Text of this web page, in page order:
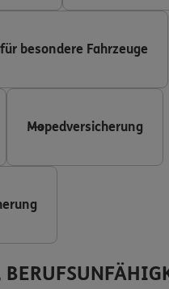
besondere Fahrzeuge
Mopedversicherung